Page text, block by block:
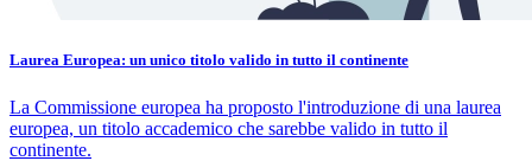
Laurea Europea: un unico titolo valido in tutto il continente
La Commissione europea ha proposto l'introduzione di una laurea
europea, un titolo accademico che sarebbe valido in tutto il
continente.